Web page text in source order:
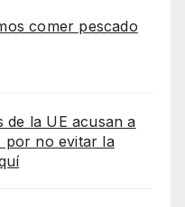
comer pescado
de la UE acusan a
por no evitar la